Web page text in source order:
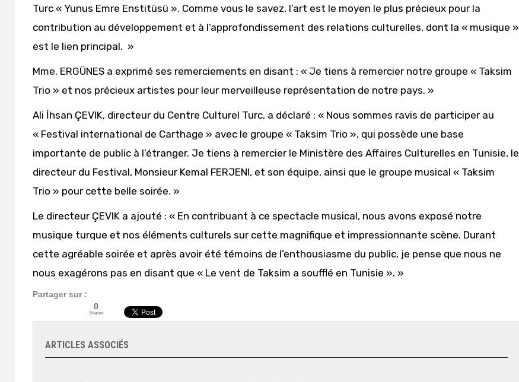
Turc « Yunus Emre Enstitüsü ». Comme vous le savez, l’art est le moyen le plus précieux pour la
contribution au développement et à l’approfondissement des relations culturelles, dont la « musique »
est le lien principal. »
Mme. ERGÜNES a exprimé ses remerciements en disant : « Je tiens à remercier notre groupe « Taksim
Trio » et nos précieux artistes pour leur merveilleuse représentation de notre pays. »
Ali İhsan ÇEVIK, directeur du Centre Culturel Turc, a déclaré : « Nous sommes ravis de participer au
« Festival international de Carthage » avec le groupe « Taksim Trio », qui possède une base
importante de public à l’étranger. Je tiens à remercier le Ministère des Affaires Culturelles en Tunisie, le
directeur du Festival, Monsieur Kemal FERJENI, et son équipe, ainsi que le groupe musical « Taksim
Trio » pour cette belle soirée. »
Le directeur ÇEVIK a ajouté : « En contribuant à ce spectacle musical, nous avons exposé notre
musique turque et nos éléments culturels sur cette magnifique et impressionnante scène. Durant
cette agréable soirée et après avoir été témoins de l’enthousiasme du public, je pense que nous ne
nous exagérons pas en disant que « Le vent de Taksim a soufflé en Tunisie ». »
Partager sur :
0
Shares
ARTICLES ASSOCIÉS